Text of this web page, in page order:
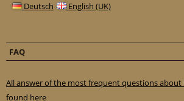
Deutsch English (UK)
FAQ
All answer of the most frequent questions about
found here